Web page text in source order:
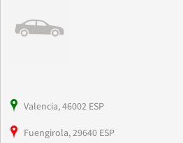
Valencia, 46002 ESP
Fuengirola, 29640 ESP